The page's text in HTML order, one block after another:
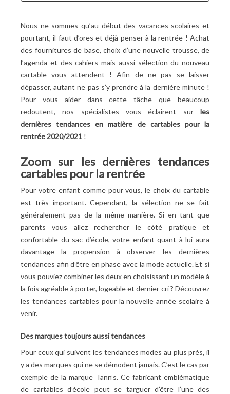
Nous ne sommes qu’au début des vacances scolaires et
pourtant, il faut d’ores et déjà penser à la rentrée ! Achat
des fournitures de base, choix d’une nouvelle trousse, de
l’agenda et des cahiers mais aussi sélection du nouveau
cartable vous attendent ! Afin de ne pas se laisser
dépasser, autant ne pas s’y prendre à la dernière minute !
Pour vous aider dans cette tâche que beaucoup
redoutent, nos spécialistes vous éclairent sur les
dernières tendances en matière de cartables pour la
rentrée 2020/2021 !
Zoom sur les dernières tendances
cartables pour la rentrée
Pour votre enfant comme pour vous, le choix du cartable
est très important. Cependant, la sélection ne se fait
généralement pas de la même manière. Si en tant que
parents vous allez rechercher le côté pratique et
confortable du sac d’école, votre enfant quant à lui aura
davantage la propension à observer les dernières
tendances afin d’être en phase avec la mode actuelle. Et si
vous pouviez combiner les deux en choisissant un modèle à
la fois agréable à porter, logeable et dernier cri ? Découvrez
les tendances cartables pour la nouvelle année scolaire à
venir.
Des marques toujours aussi tendances
Pour ceux qui suivent les tendances modes au plus près, il
y a des marques qui ne se démodent jamais. C’est le cas par
exemple dela marque Tann’s. Ce fabricant emblématique
de cartables d’école peut se targuer d’être l’une des